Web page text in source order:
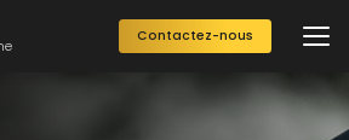
Contactez-nous